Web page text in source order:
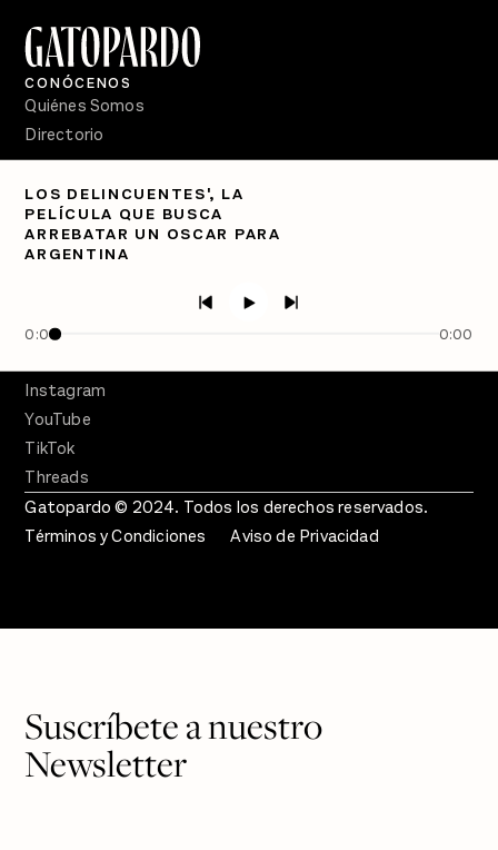
LOS DELINCUENTES', LA
PELÍCULA QUE BUSCA
ARREBATAR UN OSCAR PARA
ARGENTINA
0:00 0:00
CONÓCENOS
Quiénes Somos
Directorio
Semanario Gatopardo
En Qué Momento
Crecer en Distopía
Facebook
Instagram
YouTube
TikTok
Threads
Gatopardo © 2024. Todos los derechos reservados.
Términos y Condiciones
Aviso de Privacidad
Suscríbete a nuestro
Newsletter